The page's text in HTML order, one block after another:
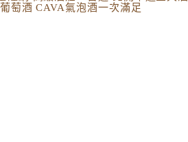
萄酒 CAVA氣泡酒一次滿足